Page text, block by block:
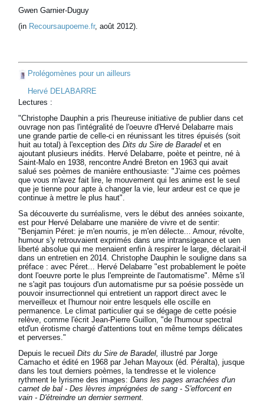
Gwen Garnier-Duguy
(in Recoursaupoeme.fr, août 2012).
Prolégomènes pour un ailleurs
Hervé DELABARRE
Lectures :
"Christophe Dauphin a pris l'heureuse initiative de publier dans cet
ouvrage non pas l'intégralité de l'oeuvre d'Hervé Delabarre mais
une grande partie de celle-ci en réunissant les titres épuisés (soit
huit au total) à l'exception desDits du Sire de Baradel et en
ajoutant plusieurs inédits. Hervé Delabarre, poète et peintre, né à
Saint-Malo en 1938, rencontre André Breton en 1963 qui avait
salué ses poèmes de manière enthousiaste: "J'aime ces poèmes
que vous m'avez fait lire, le mouvement qui les anime est le seul
que je tienne pour apte à changer la vie, leur ardeur est ce que je
continue à mettre le plus haut".
Sa découverte du surréalisme, vers le début des années soixante,
est pour Hervé Delabarre une manière de vivre et de sentir:
"Benjamin Péret: je m'en nourris, je m'en délecte... Amour, révolte,
humour s'y retrouvaient exprimés dans une intransigeance et uen
liberté absolue qui me menaient enfin à respirer le large, déclarait-il
dans un entretien en 2014. Christophe Dauphin le souligne dans sa
préface : avec Péret... Hervé Delabarre "est probablement le poète
dont l'oeuvre porte le plus l'empreinte de l'automatisme". Même s'il
ne s'agit pas toujours d'un automatisme pur sa poésie possède un
pouvoir insurrectionnel qui entretient un rapport direct avec le
merveilleux et l'humour noir entre lesquels elle oscille en
permanence. Le climat particulier qui se dégage de cette poésie
relève, comme l'écrit Jean-Pierre Guillon, "de l'humour spectral
etd'un érotisme chargé d'attentions tout en même temps délicates
et perverses."
Depuis le recueilDits du Sire de Baradel,illustré par Jorge
Camacho et édité en 1968 par Jehan Mayoux (éd. Péralta), jusque
dans les tout derniers poèmes, la tendresse et le violence
rythment le lyrisme des images:Dans les pages arrachées d'un
carnet de bal - Des lèvres imprégnées de sang - S'efforcent en
vain - D'étreindre un dernier serment.